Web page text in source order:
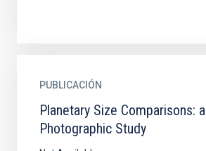
PUBLICACIÓN
Planetary Size Comparisons: a
Photographic Study